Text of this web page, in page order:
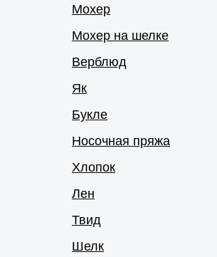
Мохер
Мохер на шелке
Верблюд
Як
Букле
Носочная пряжа
Хлопок
Лен
Твид
Шелк